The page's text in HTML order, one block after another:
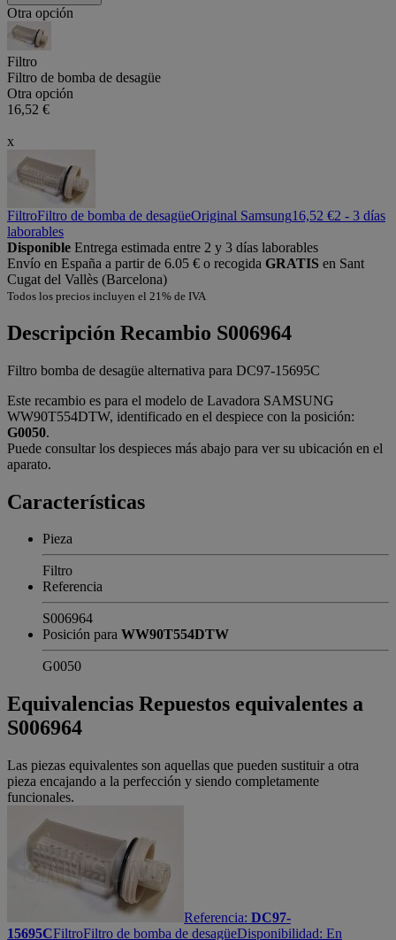
Otra opción
Filtro
Filtro de bomba de desagüe
Otra opción
16,52 €
x
FiltroFiltro de bomba de desagüeOriginal Samsung16,52 €2 - 3 días
laborables
Disponible Entrega estimada entre 2 y 3 días laborables
Envío en España a partir de 6.05 € o recogida GRATIS en Sant
Cugat del Vallès (Barcelona)
Todos los precios incluyen el 21% de IVA
Descripción Recambio S006964
Filtro bomba de desagüe alternativa para DC97-15695C
Este recambio es para el modelo de Lavadora SAMSUNG
WW90T554DTW, identificado en el despiece con la posición:
G0050.
Puede consultar los despieces más abajo para ver su ubicación en el
aparato.
Características
Pieza
Filtro
Referencia
S006964
Posición para WW90T554DTW
G0050
Equivalencias Repuestos equivalentes a
S006964
Las piezas equivalentes son aquellas que pueden sustituir a otra
pieza encajando a la perfección y siendo completamente
funcionales.
Referencia: DC97-
15695CFiltroFiltro de bomba de desagüeDisponibilidad: En